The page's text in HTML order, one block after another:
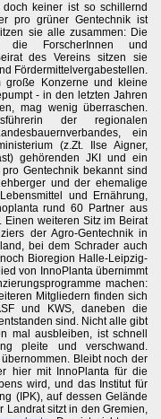
keiner ist so schillernd
pro grüner Gentechnik ist
sie alle zusammen: Die
ForscherInnen und
des Vereins sitzen sie
Fördermittelvergabestellen.
große Konzerne und kleine
- in den letzten Jahren
mag wenig überraschen.
der regionalen
ein
(z.Zt. Ilse Aigner,
gehörenden JKI und ein
Gentechnik bekannt sind
und der ehemalige
und Ernährung,
rund 60 Partner aus
Einen weiteren Sitz im Beirat
der Agro-Gentechnik in
bei dem Schrader auch
Bioregion Halle-Leipzig-
von InnoPlanta übernimmt
machen:
Mitgliedern finden sich
und KWS, daneben die
sind. Nicht alle gibt
mal ausbleiben, ist schnell
pleite und verschwand.
Bleibt noch der
hier mit InnoPlanta für die
wird, und das Institut für
(IPK), auf dessen Gelände
Landrat sitzt in den Gremien,